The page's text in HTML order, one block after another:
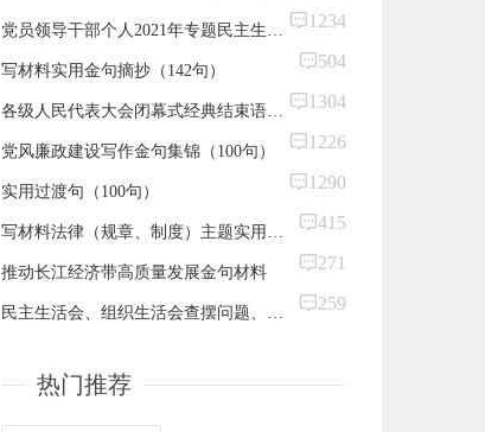
1234
写材料实用金句摘抄（142句）
504
1304
​党风廉政建设写作金句集锦（100句）
1226
实用过渡句（100句）
1290
415
推动长江经济带高质量发展金句材料
271
259
热门推荐